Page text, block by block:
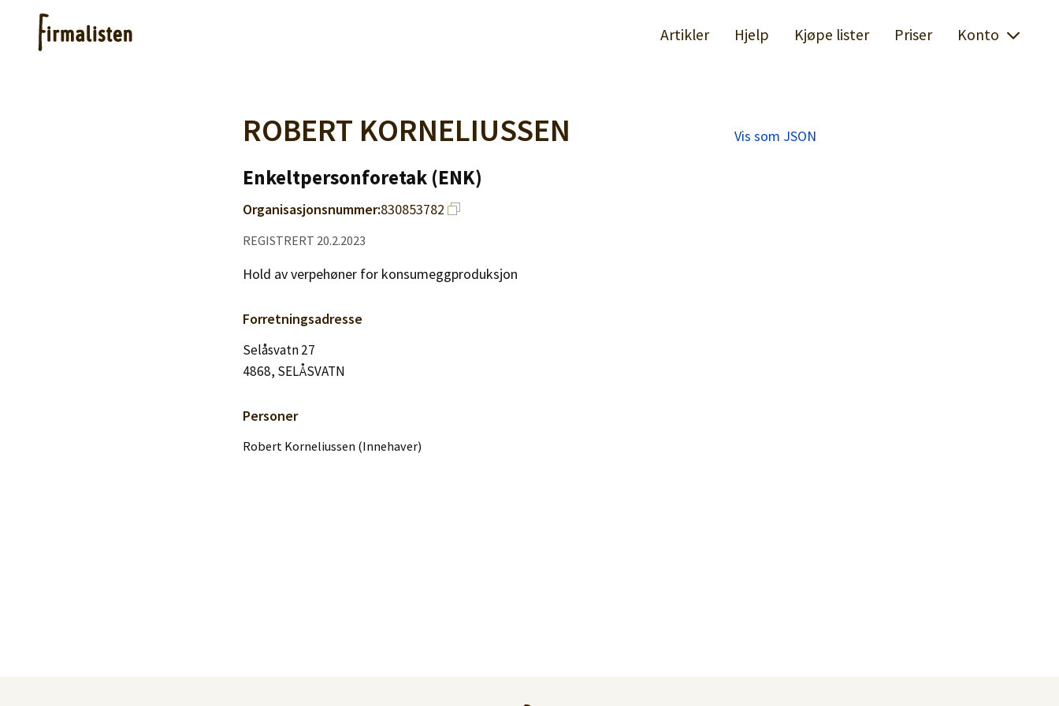
Artikler Hjelp Kjøpe lister Priser Konto
ROBERT KORNELIUSSEN Vis som JSON
Enkeltpersonforetak (ENK)
Organisasjonsnummer:830853782
REGISTRERT 20.2.2023
Hold av verpehøner for konsumeggproduksjon
Forretningsadresse
Selåsvatn 27
4868, SELÅSVATN
Personer
Robert Korneliussen (Innehaver)